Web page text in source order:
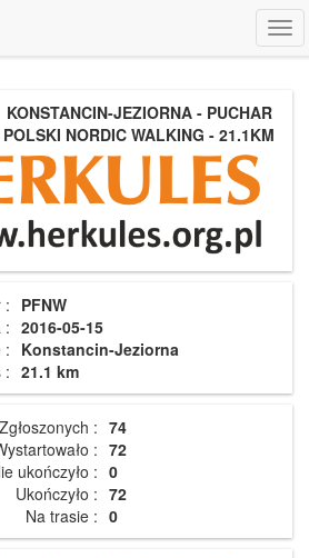
KONSTANCIN-JEZIORNA - PUCHAR
POLSKI NORDIC WALKING - 21.1KM
: PFNW
: 2016-05-15
:
Konstancin-Jeziorna
: 21.1 km
Zgłoszonych : 74
: 72
ukończyło : 0
Ukończyło : 72
Na trasie : 0